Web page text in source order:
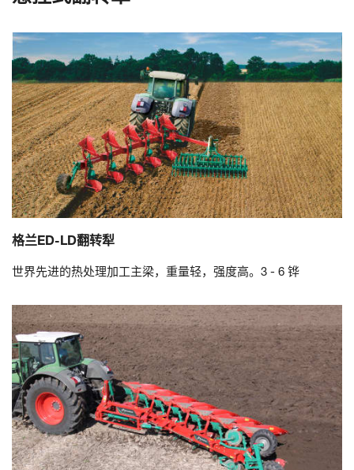
格兰ED-LD翻转犁
世界先进的热处理加工主梁，重量轻，强度高。3 - 6 铧